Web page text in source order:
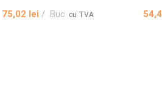
75,02 lei Buc cu TVA